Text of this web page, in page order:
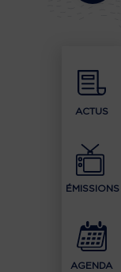
ACTUS
ÉMISSIONS
AGENDA